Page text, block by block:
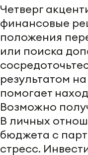
Четверг
финансовые
положения
или поиска
результатом
помогает
Возможно
В личных
бюджета с
стресс.